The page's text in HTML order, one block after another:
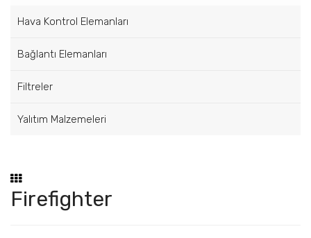
Hava Kontrol Elemanları
Bağlantı Elemanları
Filtreler
Yalıtım Malzemeleri
Firefighter